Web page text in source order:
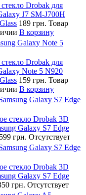
Drobak для
J7 SM-J700H
189 грн. Товар
В корзину
Galaxy Note 5
Drobak для
Note 5 N920
159 грн. Товар
В корзину
Galaxy S7 Edge
стекло Drobak 3D
Galaxy S7 Edge
599 грн. Отсутствует
Galaxy S7 Edge
стекло Drobak 3D
Galaxy S7 Edge
грн. Отсутствует